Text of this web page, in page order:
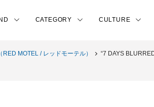
CATEGORY CULTURE
RED MOTEL / レッドモーテル） “7 DAYS